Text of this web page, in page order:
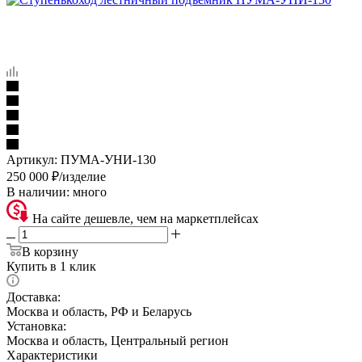
Артикул: ПУМА-УНИ-130
250 000 ₽/изделие
В наличии: много
На сайте дешевле, чем на маркетплейсах
В корзину
Купить в 1 клик
Доставка:
Москва и область, РФ и Беларусь
Установка:
Москва и область, Центральный регион
Характеристики